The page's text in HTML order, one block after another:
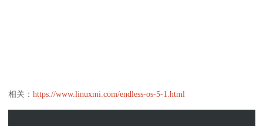
相关： https://www.linuxmi.com/endless-os-5-1.html